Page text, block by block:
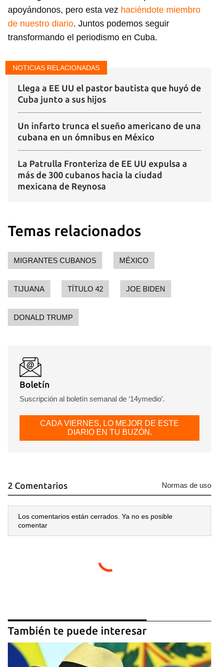
apoyándonos, pero esta vez haciéndote miembro
de nuestro diario. Juntos podemos seguir
transformando el periodismo en Cuba.
NOTICIAS RELACIONADAS
Llega a EE UU el pastor bautista que huyó de
Cuba junto a sus hijos
Un infarto trunca el sueño americano de una
cubana en un ómnibus en México
La Patrulla Fronteriza de EE UU expulsa a
más de 300 cubanos hacia la ciudad
mexicana de Reynosa
Temas relacionados
MIGRANTES CUBANOS MÉXICO
TIJUANA TÍTULO 42 JOE BIDEN
DONALD TRUMP
Boletín
Suscripción al boletín semanal de ‘14ymedio’.
CADA VIERNES, LO MEJOR DE ESTE
DIARIO EN TU BUZÓN.
2 Comentarios Normas de uso
Los comentarios están cerrados. Ya no es posible
comentar
También te puede interesar